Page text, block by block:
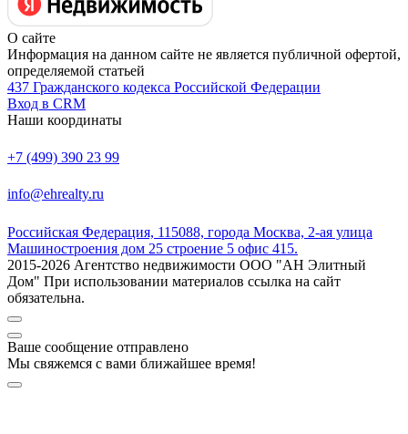
О сайте
Информация на данном сайте не является публичной офертой,
определяемой статьей
437 Гражданского кодекса Российской Федерации
Вход в CRM
Наши координаты
+7 (499) 390 23 99
info@ehrealty.ru
Российская Федерация, 115088, города Москва, 2-ая улица
Машиностроения дом 25 строение 5 офис 415.
2015-2026 Агентство недвижимости ООО "АН Элитный
Дом" При использовании материалов ссылка на сайт
обязательна.
Ваше сообщение отправлено
Мы свяжемся с вами ближайшее время!